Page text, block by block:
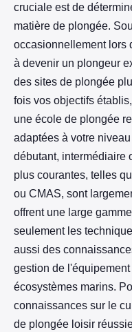
cruciale est de
matière de plongée.
occasionnellement lors
à devenir un plongeur
des sites de plongée
fois vos objectifs
une école de plongée
adaptées à votre
débutant, intermédiaire
plus courantes, telles
ou CMAS, sont
offrent une large
seulement les
aussi des
gestion de
écosystèmes marins.
connaissances sur le
de plongée loisir